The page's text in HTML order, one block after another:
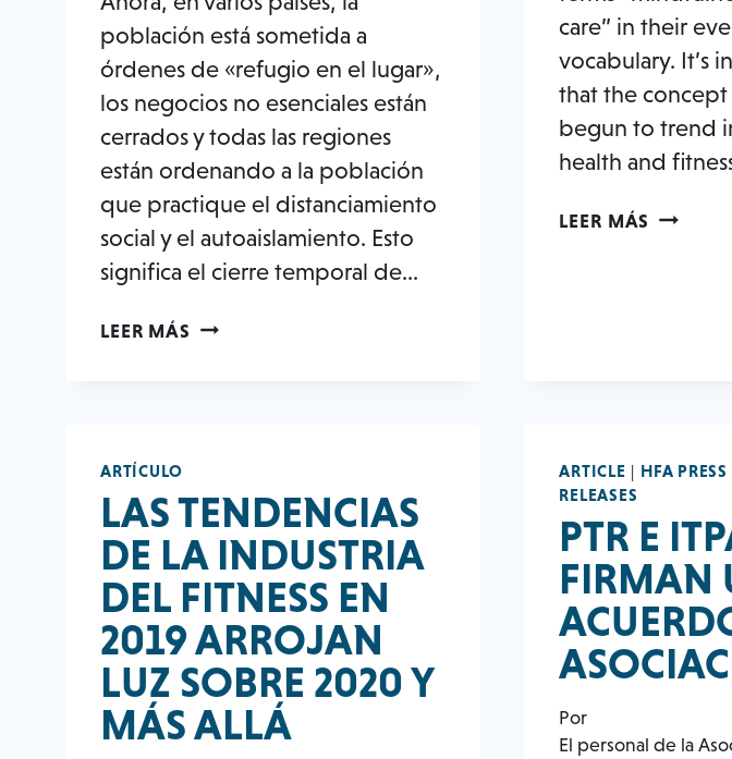
población está sometida a
órdenes de «refugio en el lugar»,
los negocios no esenciales están
cerrados y todas las regiones
están ordenando a la población
que practique el distanciamiento
social y el autoaislamiento. Esto
significa el cierre temporal de...
LEER MÁS LA
EN
MOVIMIENTO
DURANTE
LA
PANDEMIA
DE
COVID-
19
care” in their
vocabulary. It’s
that the concept
begun to trend
health and
LEER MÁS POR
FÍSICA
ARTÍCULO
LAS TENDENCIAS
DE LA INDUSTRIA
DEL FITNESS EN
2019 ARROJAN
LUZ SOBRE 2020 Y
MÁS ALLÁ
ARTICLE | HFA PRESS
RELEASES
PTR E
FIRMAN
Por
El personal de la